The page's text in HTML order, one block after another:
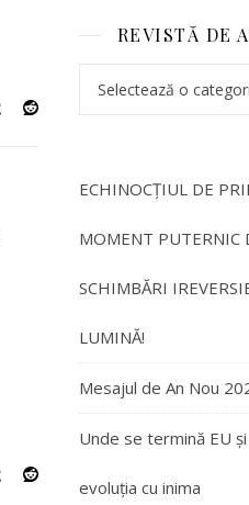
REVISTĂ DE
ECHINOCȚIUL DE
MOMENT PUTERNIC
SCHIMBĂRI
LUMINĂ!
Mesajul de An Nou
Unde se termină EU
evoluția cu inima